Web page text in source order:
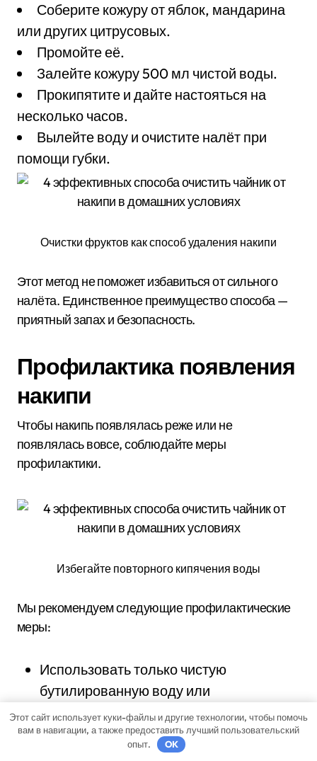
Соберите кожуру от яблок, мандарина
или других цитрусовых.
Промойте её.
Залейте кожуру 500 мл чистой воды.
Прокипятите и дайте настояться на
несколько часов.
Вылейте воду и очистите налёт при
помощи губки.
Очистки фруктов как способ удаления накипи
Этот метод не поможет избавиться от сильного
налёта. Единственное преимущество способа —
приятный запах и безопасность.
Профилактика появления
накипи
Чтобы накипь появлялась реже или не
появлялась вовсе, соблюдайте меры
профилактики.
Избегайте повторного кипячения воды
Мы рекомендуем следующие профилактические
меры:
Использовать только чистую
бутилированную воду или
водопроводную воду, пропущенную
через фильтр.
Не кипятите воду несколько раз —
Этот сайт использует куки-файлы и другие технологии, чтобы помочь
вам в навигации, а также предоставить лучший пользовательский
опыт.
OK